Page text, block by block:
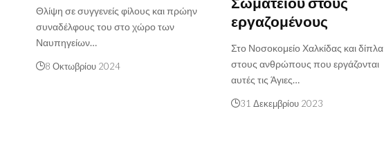
Θλίψη σε συγγενείς φίλους και πρώην
συναδέλφους του στο χώρο των
Ναυπηγείων…
8 Οκτωβρίου 2024
Σωματείου στους
εργαζομένους
Στο Νοσοκομείο Χαλκίδας και δίπλα
στους ανθρώπους που εργάζονται
αυτές τις Άγιες…
31 Δεκεμβρίου 2023